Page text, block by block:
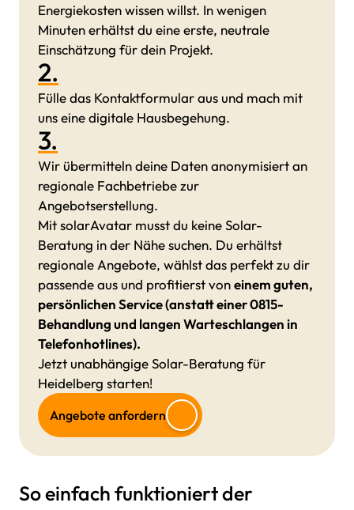
Energiekosten wissen willst. In wenigen
Minuten erhältst du eine erste, neutrale
Einschätzung für dein Projekt.
2.
Fülle das Kontaktformular aus und mach mit
uns eine digitale Hausbegehung.
3.
Wir übermitteln deine Daten anonymisiert an
regionale Fachbetriebe zur
Angebotserstellung.
Mit solarAvatar musst du keine Solar-
Beratung in der Nähe suchen. Du erhältst
regionale Angebote, wählst das perfekt zu dir
passende aus und profitierst voneinem guten,
persönlichen Service (anstatt einer 0815-
Behandlung und langen Warteschlangen in
Telefonhotlines).
Jetzt unabhängige Solar-Beratung für
Heidelberg starten!
Angebote anfordern
So einfach funktioniert der